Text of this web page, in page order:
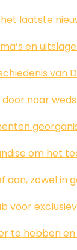
laatste
en
van
naar
om het
aan, zowel in
voor
te hebben